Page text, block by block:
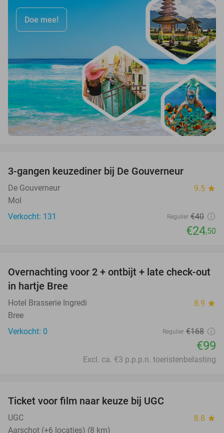
Doe mee!
3-gangen keuzediner bij De Gouverneur
De Gouverneur 9.5 star
Mol
Verkocht: 131
Regulier €40
€24,50
41%
TODAY
Overnachting voor 2 + ontbijt + late check-out
in hartje Bree
Hotel Brasserie Ingredi 8.9 star
Bree
Verkocht: 0
Regulier €168
€99
Excl. ca. €3 p.p.p.n. toeristenbelasting
Ticket voor film naar keuze bij UGC
UGC 8.8 star
Aarschot (+6 locaties) (8 km)